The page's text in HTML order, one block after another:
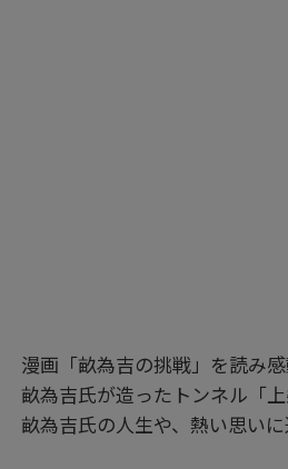
漫画「畝為吉の挑戦」を読み
畝為吉氏が造ったトンネル「
畝為吉氏の人生や、熱い思い